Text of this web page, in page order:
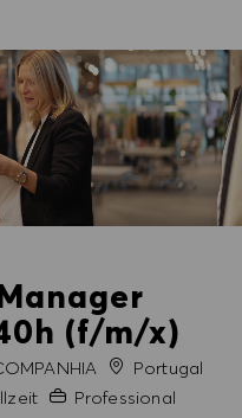
(f/m/x)
Portugal
Erfahrung erforderlich
Professional